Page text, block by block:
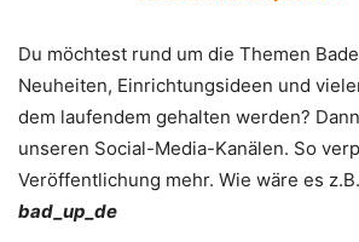
Du möchtest rund um die Themen
Neuheiten, Einrichtungsideen und
dem laufendem gehalten werden?
unseren Social-Media-Kanälen. So
Veröffentlichung mehr. Wie wäre es
bad_up_de